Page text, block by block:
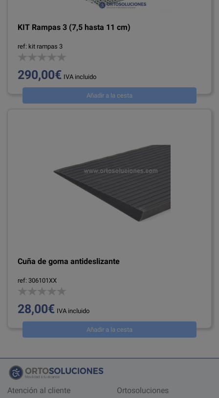
KIT Rampas 3 (7,5 hasta 11 cm)
ref: kit rampas 3
290,00€ IVA incluido
Añadir a la cesta
Cuña de goma antideslizante
ref: 306101XX
28,00€ IVA incluido
Añadir a la cesta
Atención al cliente Ortosoluciones